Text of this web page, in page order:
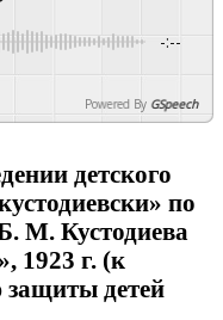
-:--
Powered By GSpeech
детского
по
М. Кустодиева
1923 г. (к
детей